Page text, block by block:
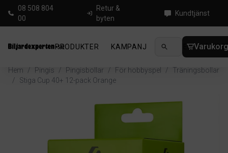
08 508 804
00
Retur &
byten
Kundtjänst
PRODUKTER KAMPANJ NYHETER
Hem / Pingis / Pingisbollar / För hobbyspel /
Träningsbollar
/
Stiga Cup 40+ 12-pack Orange